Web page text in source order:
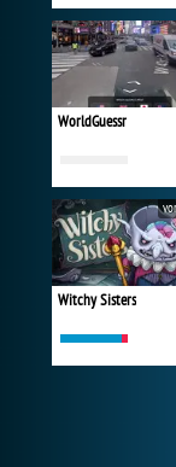
WorldGuessr
Witchy Sisters